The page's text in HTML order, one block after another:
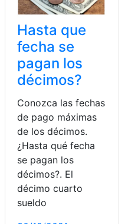
Hasta que
fecha se
pagan los
décimos?
Conozca las fechas
de pago máximas
de los décimos.
¿Hasta qué fecha
se pagan los
décimos?. El
décimo cuarto
sueldo